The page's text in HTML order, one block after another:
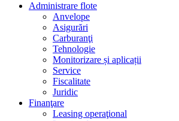
Administrare flote
Anvelope
Asigurări
Carburanţi
Tehnologie
Monitorizare și aplicații
Service
Fiscalitate
Juridic
Finanţare
Leasing operaţional